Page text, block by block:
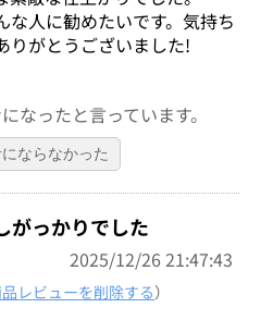
な人に勧めたいです。気持ち
りがとうございました!
なったと言っています。
ならなかった
がっかりでした
2025/12/26 21:47:43
レビューを削除する）